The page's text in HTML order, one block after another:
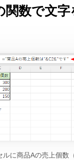
関数で文字
ルに商品Aの売上個数